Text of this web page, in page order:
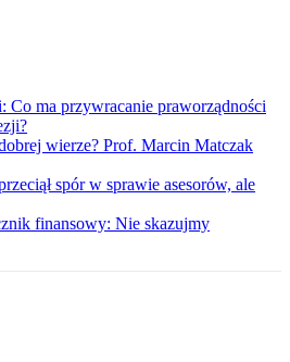
Co ma przywracanie praworządności
wierze? Prof. Marcin Matczak
spór w sprawie asesorów, ale
finansowy: Nie skazujmy